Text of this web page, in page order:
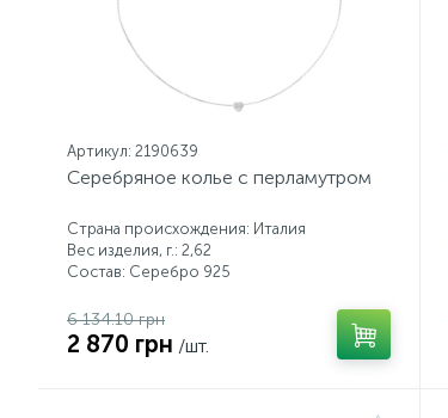
Артикул: 2190639
Серебряное колье с перламутром
Страна происхождения: Италия
Вес изделия, г.: 2,62
Состав: Серебро 925
6 134.10 грн
2 870 грн /шт.